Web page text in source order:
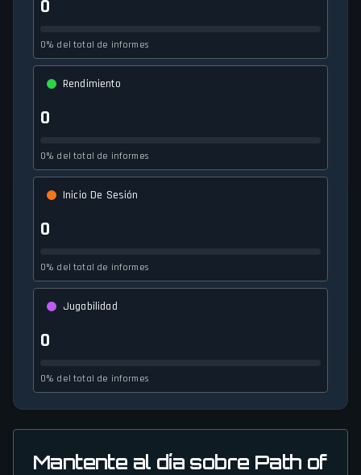
0
0% del total de informes
Rendimiento
0
0% del total de informes
Inicio De Sesión
0
0% del total de informes
Jugabilidad
0
0% del total de informes
Mantente al día sobre Path of